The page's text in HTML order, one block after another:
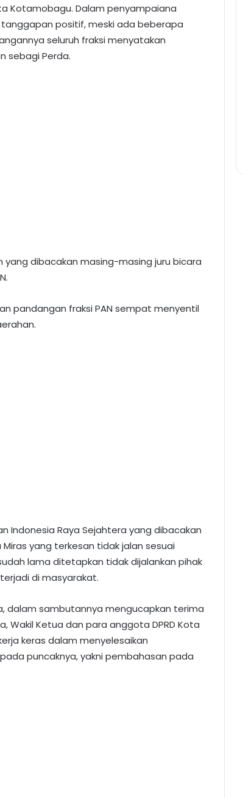
Kotamobagu. Dalam penyampaiana
positif, meski ada beberapa
seluruh fraksi menyatakan
sebagi Perda.
dibacakan masing-masing juru bicara
pandangan fraksi PAN sempat menyentil
Indonesia Raya Sejahtera yang dibacakan
yang terkesan tidak jalan sesuai
lama ditetapkan tidak dijalankan pihak
di masyarakat.
dalam sambutannya mengucapkan terima
Wakil Ketua dan para anggota DPRD Kota
keras dalam menyelesaikan
puncaknya, yakni pembahasan pada